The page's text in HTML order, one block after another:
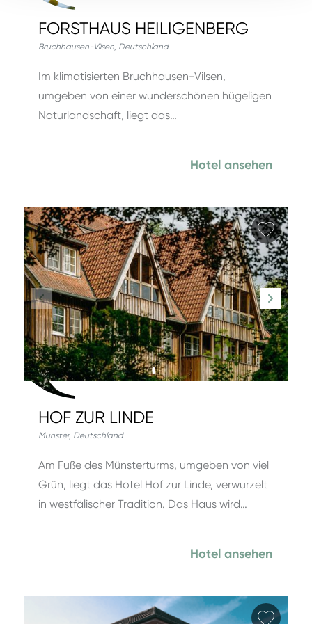
FORSTHAUS HEILIGENBERG
Bruchhausen-Vilsen, Deutschland
Im klimatisierten Bruchhausen-Vilsen,
umgeben von einer wunderschönen hügeligen
Naturlandschaft, liegt das…
Hotel ansehen
HOF ZUR LINDE
Münster, Deutschland
Am Fuße des Münsterturms, umgeben von viel
Grün, liegt das Hotel Hof zur Linde, verwurzelt
in westfälischer Tradition. Das Haus wird…
Hotel ansehen